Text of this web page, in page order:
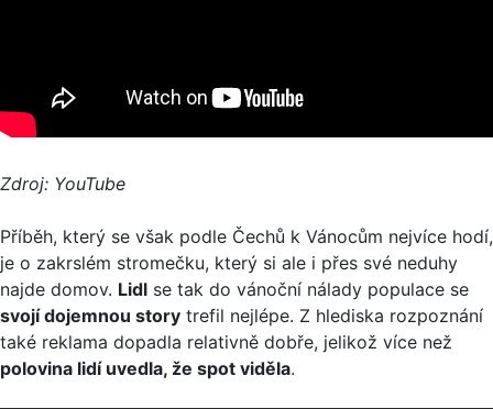
Zdroj: YouTube
Příběh, který se však podle Čechů k Vánocům nejvíce hodí,
je o zakrslém stromečku, který si ale i přes své neduhy
najde domov. Lidl se tak do vánoční nálady populace se
svojí dojemnou story trefil nejlépe. Z hlediska rozpoznání
také reklama dopadla relativně dobře, jelikož více než
polovina lidí uvedla, že spot viděla.